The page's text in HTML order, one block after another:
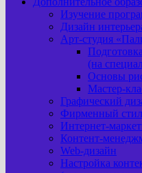
Изучение
Дизайн
Арт-cтудия
(на
Основы
Мастер-
Графический
Фирменный
Интернет-
Контент-
Web-дизайн
Настройка